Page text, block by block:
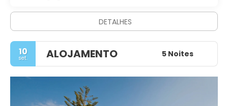
DETALHES
10
set. ALOJAMENTO 5 Noites